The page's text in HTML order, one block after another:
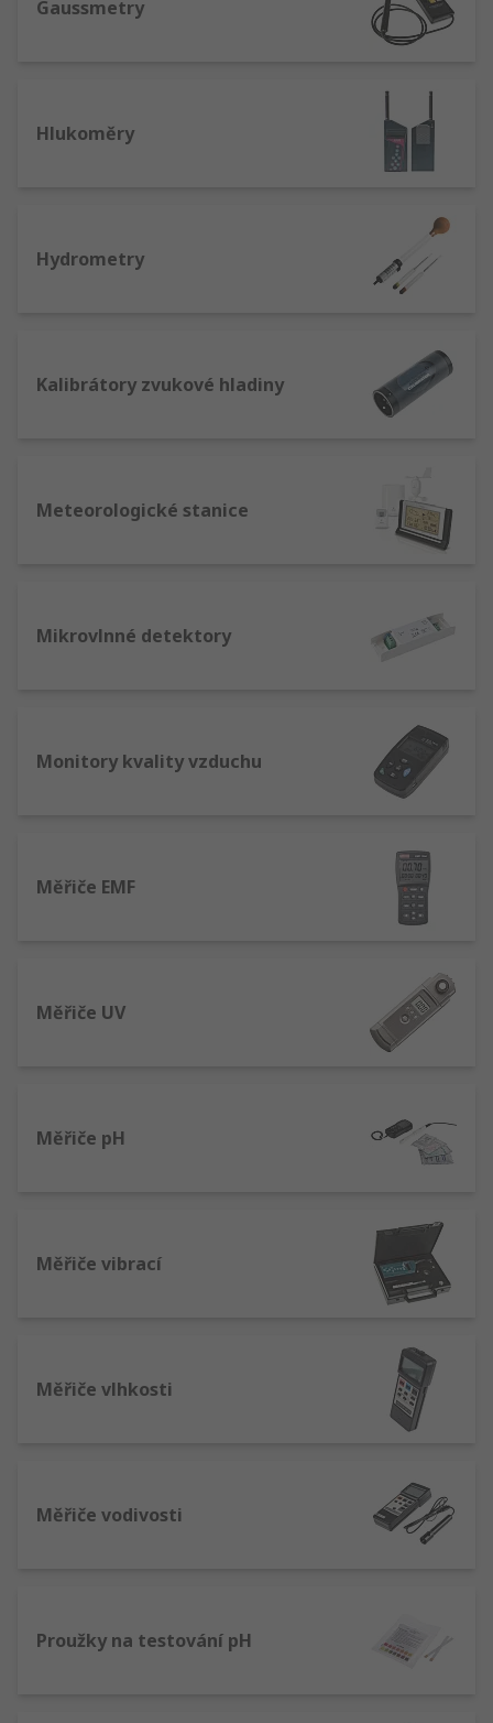
Gaussmetry
Hlukoměry
Hydrometry
Kalibrátory zvukové hladiny
Meteorologické stanice
Mikrovlnné detektory
Monitory kvality vzduchu
Měřiče EMF
Měřiče UV
Měřiče pH
Měřiče vibrací
Měřiče vlhkosti
Měřiče vodivosti
Proužky na testování pH